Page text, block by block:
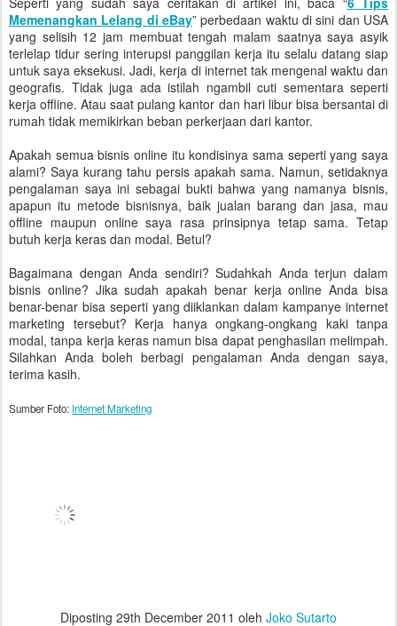
Memenangkan Lelang di eBay” perbedaan waktu di sini dan USA
yang selisih 12 jam membuat tengah malam saatnya saya asyik
terlelap tidur sering interupsi panggilan kerja itu selalu datang siap
untuk saya eksekusi. Jadi, kerja di internet tak mengenal waktu dan
geografis. Tidak juga ada istilah ngambil cuti sementara seperti
kerja offline. Atau saat pulang kantor dan hari libur bisa bersantai di
rumah tidak memikirkan beban perkerjaan dari kantor.
Apakah semua bisnis online itu kondisinya sama seperti yang saya
alami? Saya kurang tahu persis apakah sama. Namun, setidaknya
pengalaman saya ini sebagai bukti bahwa yang namanya bisnis,
apapun itu metode bisnisnya, baik jualan barang dan jasa, mau
offline maupun online saya rasa prinsipnya tetap sama. Tetap
butuh kerja keras dan modal. Betul?
Bagaimana dengan Anda sendiri? Sudahkah Anda terjun dalam
bisnis online? Jika sudah apakah benar kerja online Anda bisa
benar-benar bisa seperti yang diiklankan dalam kampanye internet
marketing tersebut? Kerja hanya ongkang-ongkang kaki tanpa
modal, tanpa kerja keras namun bisa dapat penghasilan melimpah.
Silahkan Anda boleh berbagi pengalaman Anda dengan saya,
terima kasih.
Sumber Foto: Internet Marketing
Diposting 29th December 2011 oleh Joko Sutarto